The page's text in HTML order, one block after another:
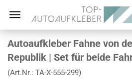
Autoaufkleber Fahne von
Republik | Set für beide
(Art.Nr.: TA-X-555-299)